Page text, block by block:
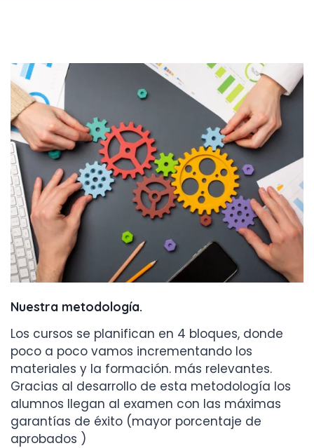
Nuestra metodología.
Los cursos se planifican en 4 bloques, donde
poco a poco vamos incrementando los
materiales y la formación. más relevantes.
Gracias al desarrollo de esta metodología los
alumnos llegan al examen con las máximas
garantías de éxito (mayor porcentaje de
aprobados )